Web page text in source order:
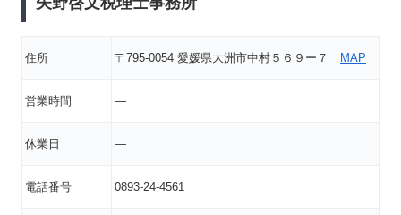
住所 〒795-0054 愛媛県大洲市中村５６９ー７ MAP
営業時間 ―
休業日 ―
電話番号 0893-24-4561